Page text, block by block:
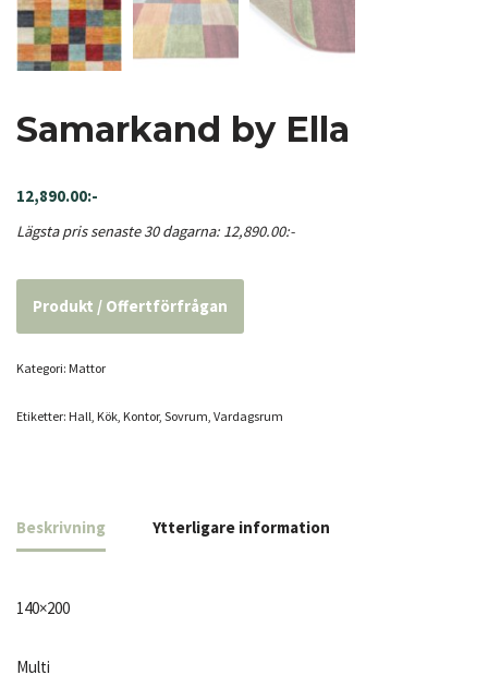
Samarkand by Ella
12,890.00:-
Lägsta pris senaste 30 dagarna: 12,890.00:-
Produkt / Offertförfrågan
Kategori: Mattor
Etiketter: Hall, Kök, Kontor, Sovrum, Vardagsrum
Beskrivning Ytterligare information
140×200
Multi